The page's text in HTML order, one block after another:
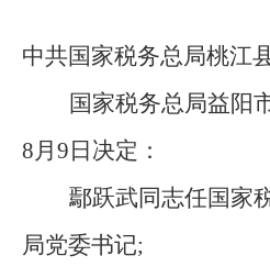
中共国家税务总局桃江
国家税务总局益阳
8月 9 日决定：
鄢跃武同志任国家
局党委书记;